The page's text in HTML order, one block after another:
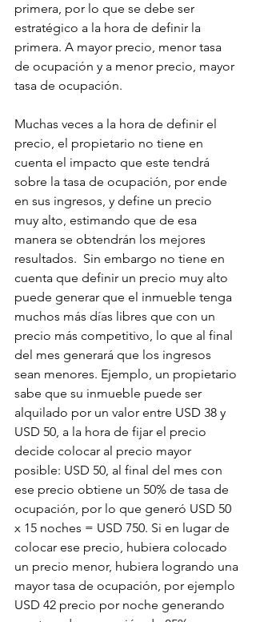
primera, por lo que se debe ser
estratégico a la hora de definir la
primera. A mayor precio, menor tasa
de ocupación y a menor precio, mayor
tasa de ocupación.
Muchas veces a la hora de definir el
precio, el propietario no tiene en
cuenta el impacto que este tendrá
sobre la tasa de ocupación, por ende
en sus ingresos, y define un precio
muy alto, estimando que de esa
manera se obtendrán los mejores
resultados.  Sin embargo no tiene en
cuenta que definir un precio muy alto
puede generar que el inmueble tenga
muchos más días libres que con un
precio más competitivo, lo que al final
del mes generará que los ingresos
sean menores. Ejemplo, un propietario
sabe que su inmueble puede ser
alquilado por un valor entre USD 38 y
USD 50, a la hora de fijar el precio
decide colocar al precio mayor
posible: USD 50, al final del mes con
ese precio obtiene un 50% de tasa de
ocupación, por lo que generó USD 50
x 15 noches = USD 750. Si en lugar de
colocar ese precio, hubiera colocado
un precio menor, hubiera logrando una
mayor tasa de ocupación, por ejemplo
USD 42 precio por noche generando